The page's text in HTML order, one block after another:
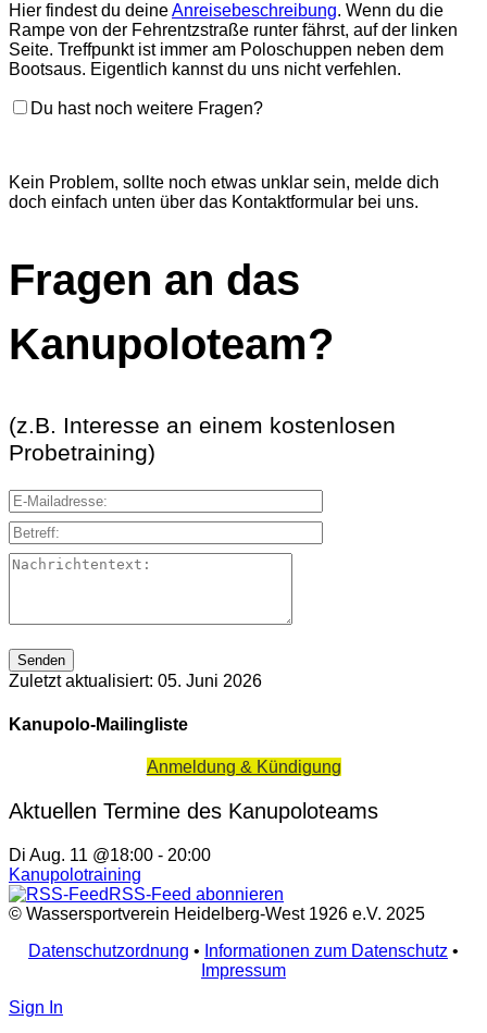
Hier findest du deineAnreisebeschreibung. Wenn du die
Rampe von der Fehrentzstraße runter fährst, auf der linken
Seite. Treffpunkt ist immer am Poloschuppen neben dem
Bootsaus. Eigentlich kannst du uns nicht verfehlen.
Du hast noch weitere Fragen?
Kein Problem, sollte noch etwas unklar sein, melde dich
doch einfach unten über das Kontaktformular bei uns.
Fragen an das
Kanupoloteam?
(z.B. Interesse an einem kostenlosen
Probetraining)
E-Mailadresse:
Betreff:
Nachrichtentext:
Zuletzt aktualisiert: 05. Juni 2026
Kanupolo-Mailingliste
Anmeldung & Kündigung
Aktuellen Termine des Kanupoloteams
Di Aug. 11 @18:00 - 20:00
Kanupolotraining
RSS-Feed abonnieren
© Wassersportverein Heidelberg-West 1926 e.V. 2025
Datenschutzordnung • Informationen zum Datenschutz •
Impressum
Sign In